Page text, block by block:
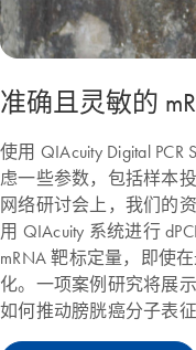
准确且灵敏的
使用 QIAcuity Digital
虑一些参数，包括样本
网络研讨会上，我们的
用 QIAcuity 系统进行
mRNA 靶标定量，即使
化。一项案例研究将展
如何推动膀胱癌分子表征